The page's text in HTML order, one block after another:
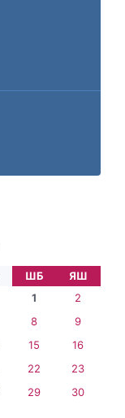
ШБ
ЯШ
1
2
8
9
15
16
22
23
29
30